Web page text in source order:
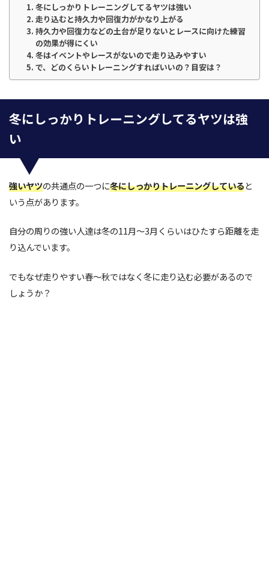
冬にしっかりトレーニングしてるヤツは強い
走り込むと持久力や回復力がかなり上がる
持久力や回復力などの土台が足りないとレースに向けた練習
の効果が得にくい
冬はイベントやレースがないので走り込みやすい
で、どのくらいトレーニングすればいいの？目安は？
冬にしっかりトレーニングしてるヤツは強
い
強いヤツの共通点の一つに冬にしっかりトレーニングしていると
いう点があります。
自分の周りの強い人達は冬の11月～3月くらいはひたすら距離を走
り込んでいます。
でもなぜ走りやすい春～秋ではなく冬に走り込む必要があるので
しょうか？